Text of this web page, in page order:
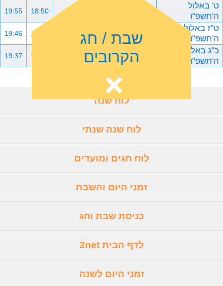
ט' באלול
ה'תשפ"ו
18:50
19:55
ט"ז באלול
ה'תשפ"ו
28-29/8/2026 כי תבוא 18:41
19:46
כ"ג באלול
ה'תשפ"ו
4-5/9/2026 ניצבים וילך 18:33
19:37
שבת / חג
הקרובים
לוח שנה
לוח שנה שנתי
לוח חגים ומועדים
זמני היום והשבת
כניסת שבת וחג
לדף הבית 2net
זמני היום לשנה